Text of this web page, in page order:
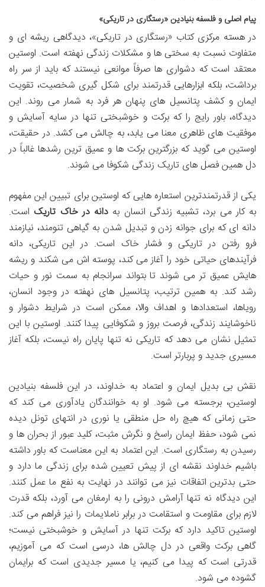
پیام اصلی و فلسفه بنیادین «رستگاری در تاریکی»
در هسته مرکزی کتاب «رستگاری در تاریکی»، دیدگاهی ریشه ای و
متفاوت نسبت به سختی ها و مشکلات زندگی نهفته است. اوستین
معتقد است که دشواری ها صرفاً موانعی نیستند که باید از سر راه
برداشت، بلکه ابزارهایی قدرتمند برای شکل گیری شخصیت، تقویت
ایمان و کشف پتانسیل های پنهان هر فرد به شمار می روند. این
دیدگاه، باور رایج را که برکت و خوشبختی تنها در سایه آسایش و
موفقیت های ظاهری معنا می یابد، به چالش می کشد. در حقیقت،
اوستین می گوید که بزرگترین برکت ها و عمیق ترین رشدها غالباً در
دل همین فصل های تاریک زندگی شکوفا می شوند.
یکی از قدرتمندترین استعاره هایی که اوستین برای تبیین این مفهوم
به کار می برد، تشبیه زندگی انسان به دانه در خاک تاریک است.
دانه ای که برای جوانه زدن و تبدیل شدن به گیاهی تنومند، نیازمند
فرو رفتن در تاریکی و فشار خاک است. در این تاریکی، دانه
فرآیندهای حیاتی خود را آغاز می کند، پوسته اش می شکند و ریشه
هایش عمیق تر می شوند تا بتواند سرانجام به سمت نور و حیات
رشد کند. به همین ترتیب، پتانسیل های نهفته در وجود انسان،
رویاها، استعدادها و اهداف والا، ممکن است در شرایط دشوار و
ناخوشایند زندگی، فرصت بروز و شکوفایی پیدا کنند. اوستین با این
تمثیل نشان می دهد که تاریکی نه تنها پایان راه نیست، بلکه آغاز
مسیری جدید و پربارتر است.
نقش بی بدیل ایمان و اعتماد به خداوند، در این فلسفه بنیادین
اوستین، برجسته می شود. او به خوانندگان یادآوری می کند که
حتی زمانی که هیچ راه حل منطقی یا نوری در انتهای تونل دیده
نمی شود، حفظ ایمان راسخ و نگرش مثبت، کلید عبور از بحران ها و
رسیدن به رستگاری است. این اعتماد به این معناست که باور داشته
باشیم خداوند نقشه ای از پیش تعیین شده برای زندگی ما دارد و
حتی بدترین اتفاقات نیز می توانند در نهایت به نفع ما عمل کنند.
این دیدگاه نه تنها آرامش درونی را به ارمغان می آورد، بلکه قدرت
لازم برای مقاومت و استقامت در برابر ناملایمات را نیز فراهم می کند.
اوستین تاکید دارد که برکت تنها در آسایش و خوشبختی نیست؛
گاهی برکت واقعی در دل چالش ها، درسی است که می آموزیم،
قدرتی است که پیدا می کنیم، یا مسیر جدیدی است که برایمان
گشوده می شود.